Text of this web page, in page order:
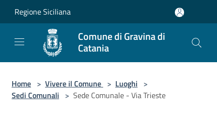
Regione Siciliana
Comune di Gravina di
Catania
Home > Vivere il Comune > Luoghi >
Sedi Comunali > Sede Comunale - Via Trieste